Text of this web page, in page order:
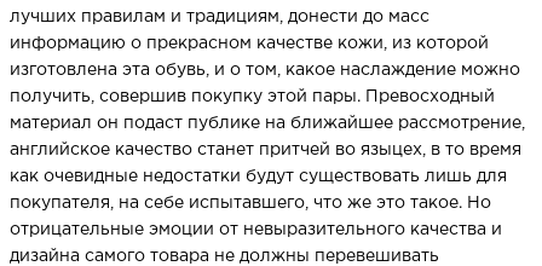
лучших правилам и традициям, донести до масс
информацию о прекрасном качестве кожи, из которой
изготовлена эта обувь, и о том, какое наслаждение можно
получить, совершив покупку этой пары. Превосходный
материал он подаст публике на ближайшее рассмотрение,
английское качество станет притчей во языцех, в то время
как очевидные недостатки будут существовать лишь для
покупателя, на себе испытавшего, что же это такое. Но
отрицательные эмоции от невыразительного качества и
дизайна самого товара не должны перевешивать